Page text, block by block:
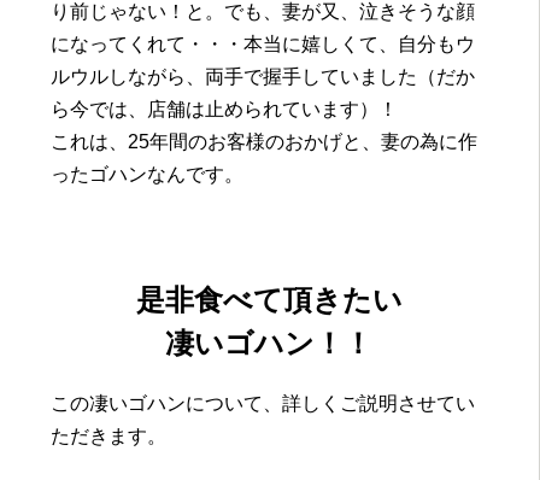
り前じゃない！と。でも、妻が又、泣きそうな顔
になってくれて・・・本当に嬉しくて、自分もウ
ルウルしながら、両手で握手していました（だか
ら今では、店舗は止められています）！
これは、25年間のお客様のおかげと、妻の為に作
ったゴハンなんです。
是非食べて頂きたい
凄いゴハン！！
この凄いゴハンについて、詳しくご説明させてい
ただきます。